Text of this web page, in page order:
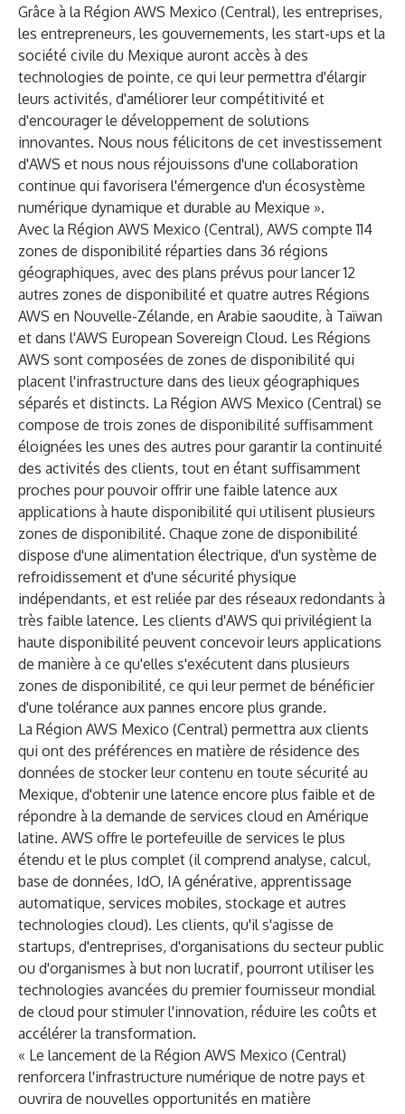
Grâce à la Région AWS Mexico (Central), les entreprises,
les entrepreneurs, les gouvernements, les start-ups et la
société civile du Mexique auront accès à des
technologies de pointe, ce qui leur permettra d'élargir
leurs activités, d'améliorer leur compétitivité et
d'encourager le développement de solutions
innovantes. Nous nous félicitons de cet investissement
d'AWS et nous nous réjouissons d'une collaboration
continue qui favorisera l'émergence d'un écosystème
numérique dynamique et durable au Mexique ».
Avec la Région AWS Mexico (Central), AWS compte 114
zones de disponibilité réparties dans 36 régions
géographiques, avec des plans prévus pour lancer 12
autres zones de disponibilité et quatre autres Régions
AWS en Nouvelle-Zélande, en Arabie saoudite, à Taïwan
et dans l'AWS European Sovereign Cloud. Les Régions
AWS sont composées de zones de disponibilité qui
placent l'infrastructure dans des lieux géographiques
séparés et distincts. La Région AWS Mexico (Central) se
compose de trois zones de disponibilité suffisamment
éloignées les unes des autres pour garantir la continuité
des activités des clients, tout en étant suffisamment
proches pour pouvoir offrir une faible latence aux
applications à haute disponibilité qui utilisent plusieurs
zones de disponibilité. Chaque zone de disponibilité
dispose d'une alimentation électrique, d'un système de
refroidissement et d'une sécurité physique
indépendants, et est reliée par des réseaux redondants à
très faible latence. Les clients d'AWS qui privilégient la
haute disponibilité peuvent concevoir leurs applications
de manière à ce qu'elles s'exécutent dans plusieurs
zones de disponibilité, ce qui leur permet de bénéficier
d'une tolérance aux pannes encore plus grande.
La Région AWS Mexico (Central) permettra aux clients
qui ont des préférences en matière de résidence des
données de stocker leur contenu en toute sécurité au
Mexique, d'obtenir une latence encore plus faible et de
répondre à la demande de services cloud en Amérique
latine. AWS offre le portefeuille de services le plus
étendu et le plus complet (il comprend analyse, calcul,
base de données, IdO, IA générative, apprentissage
automatique, services mobiles, stockage et autres
technologies cloud). Les clients, qu'il s'agisse de
startups, d'entreprises, d'organisations du secteur public
ou d'organismes à but non lucratif, pourront utiliser les
technologies avancées du premier fournisseur mondial
de cloud pour stimuler l'innovation, réduire les coûts et
accélérer la transformation.
« Le lancement de la Région AWS Mexico (Central)
renforcera l'infrastructure numérique de notre pays et
ouvrira de nouvelles opportunités en matière